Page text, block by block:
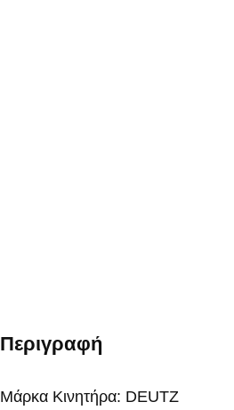
Περιγραφή
Μάρκα Κινητήρα: DEUTZ